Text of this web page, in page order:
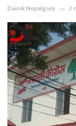
Dainik Nepalgunj 2